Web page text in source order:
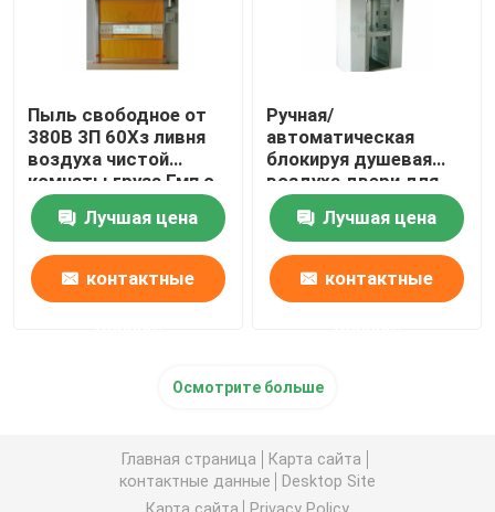
Пыль свободное от
380В 3П 60Хз ливня
воздуха чистой
комнаты груза Гмп с
быстрой дверью
завальцовки
Лучшая цена
контактные
Ручная/
автоматическая
блокируя душевая
воздуха двери для
частичного
диспетчерского
пункта
Лучшая цена
контактные
Осмотрите больше
Главная страница
Карта сайта
контактные данные
Desktop Site
Карта сайта
Privacy Policy